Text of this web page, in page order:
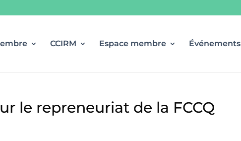
CCIRM Espace membre Événements
le repreneuriat de la FCCQ